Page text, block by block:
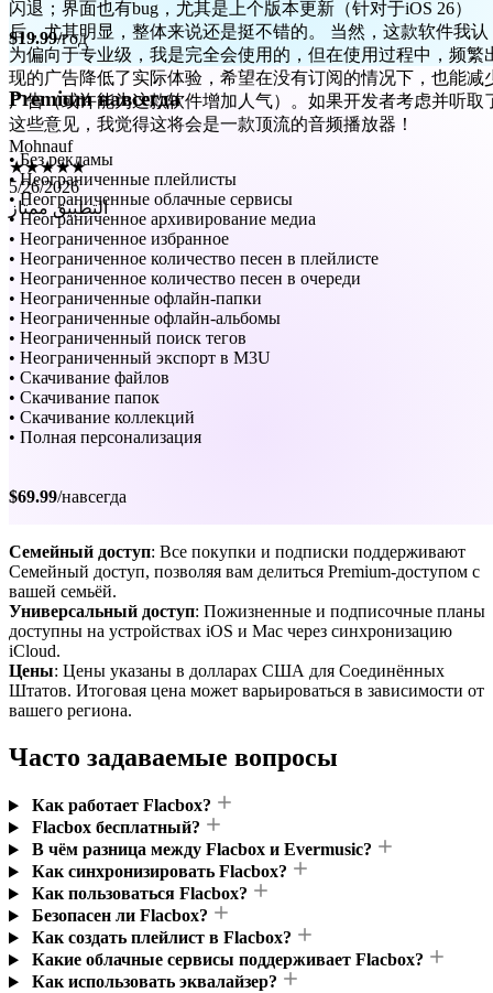
为偏向于专业级，我是完全会使用的，但在使用过程中，频繁
现的广告降低了实际体验，希望在没有订阅的情况下，也能减
广告（或许能为这款软件增加人气）。如果开发者考虑并听取
这些意见，我觉得这将会是一款顶流的音频播放器！
Mohnauf
★★★★★
5/26/2026
التطبيق ممتاز
$19.99/год
Premium навсегда
• Без рекламы
• Неограниченные плейлисты
• Неограниченные облачные сервисы
• Неограниченное архивирование медиа
• Неограниченное избранное
• Неограниченное количество песен в плейлисте
• Неограниченное количество песен в очереди
• Неограниченные офлайн-папки
• Неограниченные офлайн-альбомы
• Неограниченный поиск тегов
• Неограниченный экспорт в M3U
• Скачивание файлов
• Скачивание папок
• Скачивание коллекций
• Полная персонализация
$69.99/навсегда
Семейный доступ: Все покупки и подписки поддерживают
Семейный доступ, позволяя вам делиться Premium-доступом с
вашей семьёй.
Универсальный доступ: Пожизненные и подписочные планы
доступны на устройствах iOS и Mac через синхронизацию
iCloud.
Цены: Цены указаны в долларах США для Соединённых
Штатов. Итоговая цена может варьироваться в зависимости от
вашего региона.
Часто задаваемые вопросы
Как работает Flacbox?
Flacbox бесплатный?
В чём разница между Flacbox и Evermusic?
Как синхронизировать Flacbox?
Как пользоваться Flacbox?
Безопасен ли Flacbox?
Как создать плейлист в Flacbox?
Какие облачные сервисы поддерживает Flacbox?
Как использовать эквалайзер?